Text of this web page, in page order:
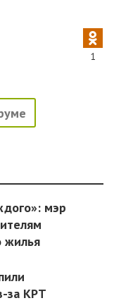
1
мэр
жилья
за КРТ